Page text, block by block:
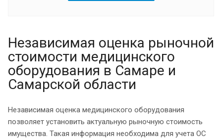
Независимая оценка рыночной
стоимости медицинского
оборудования в Самаре и
Самарской области
Независимая оценка медицинского оборудования
позволяет установить актуальную рыночную стоимость
имущества. Такая информация необходима для учета ОС